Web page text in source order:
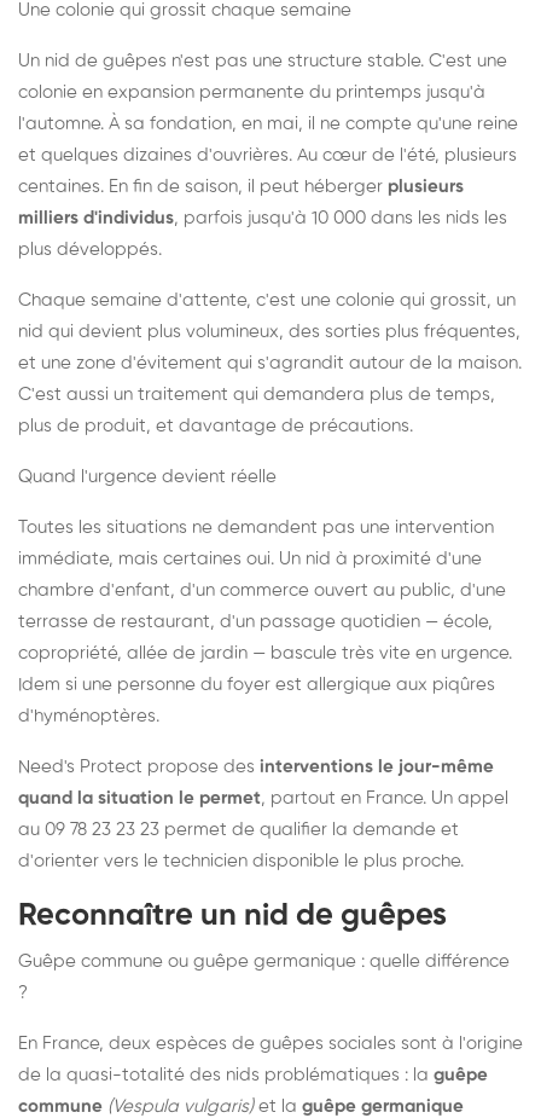
Une colonie qui grossit chaque semaine
Un nid de guêpes n'est pas une structure stable. C'est une
colonie en expansion permanente du printemps jusqu'à
l'automne. À sa fondation, en mai, il ne compte qu'une reine
et quelques dizaines d'ouvrières. Au cœur de l'été, plusieurs
centaines. En fin de saison, il peut héberger plusieurs
milliers d'individus, parfois jusqu'à 10 000 dans les nids les
plus développés.
Chaque semaine d'attente, c'est une colonie qui grossit, un
nid qui devient plus volumineux, des sorties plus fréquentes,
et une zone d'évitement qui s'agrandit autour de la maison.
C'est aussi un traitement qui demandera plus de temps,
plus de produit, et davantage de précautions.
Quand l'urgence devient réelle
Toutes les situations ne demandent pas une intervention
immédiate, mais certaines oui. Un nid à proximité d'une
chambre d'enfant, d'un commerce ouvert au public, d'une
terrasse de restaurant, d'un passage quotidien — école,
copropriété, allée de jardin — bascule très vite en urgence.
Idem si une personne du foyer est allergique aux piqûres
d'hyménoptères.
Need's Protect propose des interventions le jour-même
quand la situation le permet, partout en France. Un appel
au 09 78 23 23 23 permet de qualifier la demande et
d'orienter vers le technicien disponible le plus proche.
Reconnaître un nid de guêpes
Guêpe commune ou guêpe germanique : quelle différence
?
En France, deux espèces de guêpes sociales sont à l'origine
de la quasi-totalité des nids problématiques : la guêpe
commune (Vespula vulgaris)et la guêpe germanique